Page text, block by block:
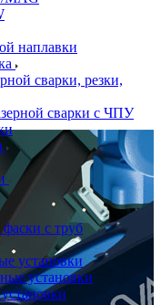
наплавки
сварки, резки,
сварки с ЧПУ
с труб
установки
установки